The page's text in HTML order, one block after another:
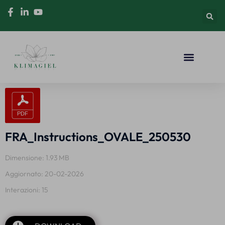
FRA_Instructions_OVALE_250530
Dimensione: 1.93 MB
Aggiornato: 20-02-2026
Interazioni: 15